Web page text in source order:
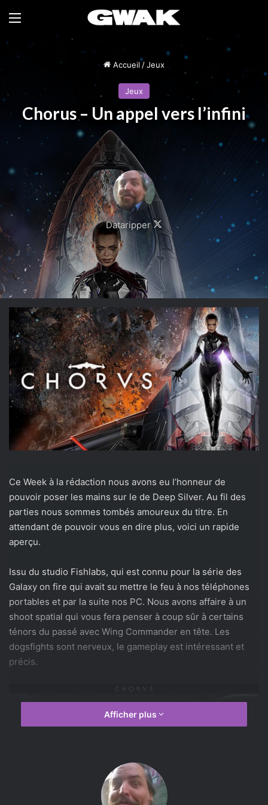
Menu
Accueil /Jeux
Jeux
Chorus – Un appel vers l’infini
Dataripper
Follow
on
X
Ce Week à la rédaction nous avons eu l’honneur de
pouvoir poser les mains sur le de Deep Silver. Au fil des
parties nous sommes tombés amoureux du titre. En
attendant de pouvoir vous en dire plus, voici un rapide
aperçu.
Issu du studio Fishlabs, qui est connu pour la série des
Galaxy on fire qui avait su mettre le feu à nos téléphones
portables et par la suite nos PC. Nous avons affaire à un
shoot spatial qui vous fera penser à coup sûr à certains
ténors du passé avec Wing Commander en tête. Les
dogsfights sont nerveux, le gameplay est intéressant et
précis.
Afficher plus